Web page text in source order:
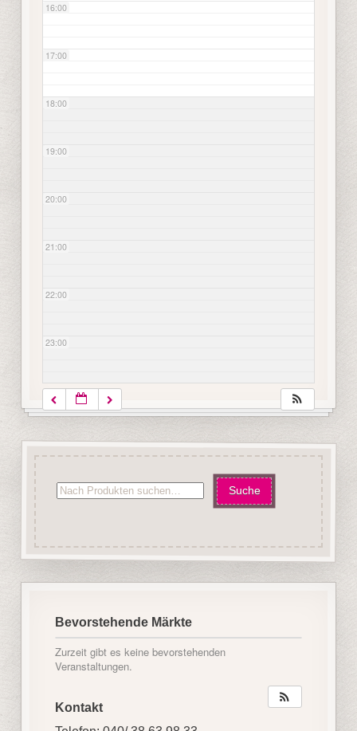
16:00
17:00
18:00
19:00
20:00
21:00
22:00
23:00
Bevorstehende Märkte
Zurzeit gibt es keine bevorstehenden
Veranstaltungen.
Kontakt